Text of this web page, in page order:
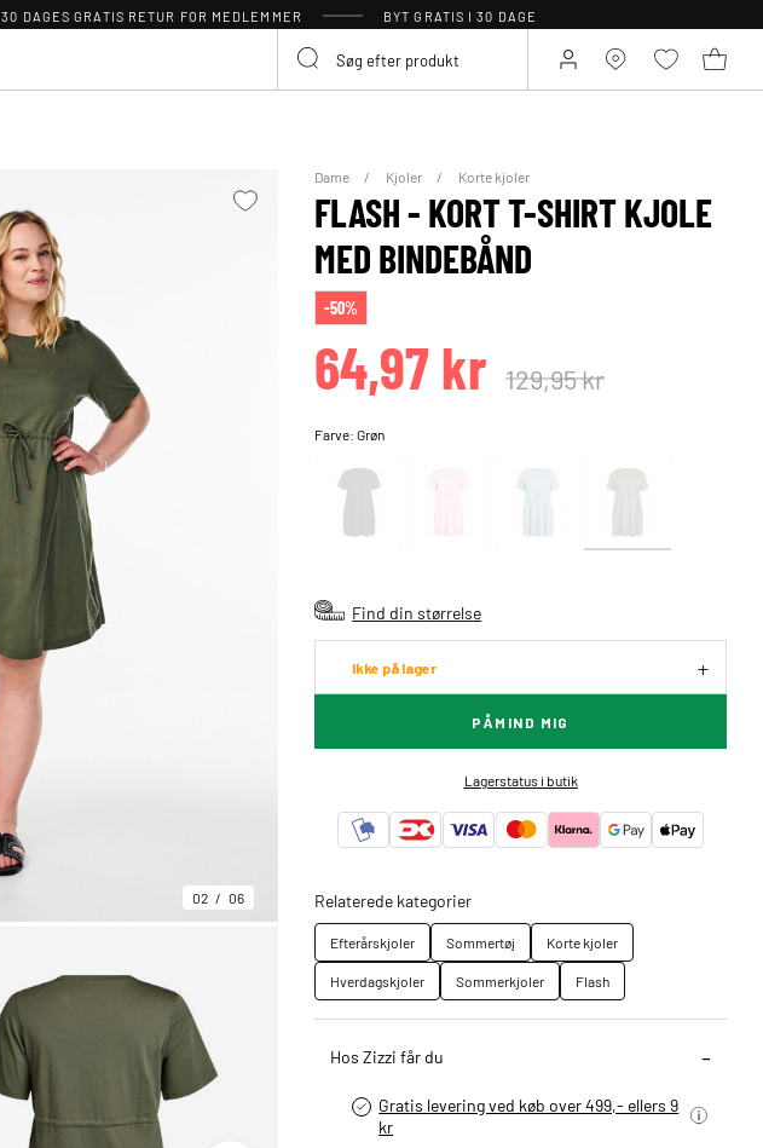
30 DAGES GRATIS RETUR FOR MEDLEMMER BYT GRATIS I 30 DAGE
02 06
Dame Kjoler Korte kjoler
FLASH - KORT T-SHIRT KJOLE
MED BINDEBÅND
-50%
64,97 kr 129,95 kr
Farve:Grøn
Find din størrelse
Ikke på lager
PÅMIND MIG
Lagerstatus i butik
Relaterede kategorier
Efterårskjoler Sommertøj
Korte kjoler
Hverdagskjoler
Sommerkjoler Flash
Hos Zizzi får du
Gratis levering ved køb over 499,- ellers 9
kr